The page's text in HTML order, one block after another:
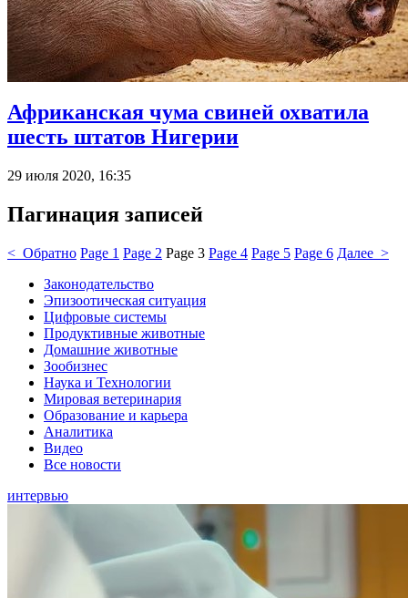
Африканская чума свиней охватила
шесть штатов Нигерии
29 июля 2020, 16:35
Пагинация записей
< Обратно Page 1 Page 2 Page 3 Page 4 Page 5 Page 6 Далее >
Законодательство
Эпизоотическая ситуация
Цифровые системы
Продуктивные животные
Домашние животные
Зообизнес
Наука и Технологии
Мировая ветеринария
Образование и карьера
Аналитика
Видео
Все новости
интервью